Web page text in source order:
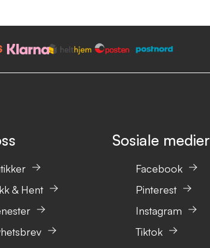
& Hent
Sosiale medier
Facebook
Pinterest
Instagram
Tiktok